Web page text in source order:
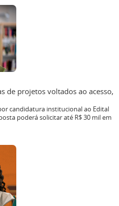
de projetos voltados ao acesso,
candidatura institucional ao Edital
poderá solicitar até R$ 30 mil em